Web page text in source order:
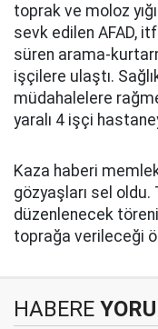
toprak ve moloz
sevk edilen AFAD,
süren arama-
işçilere ulaştı.
müdahalelere
yaralı 4 işçi
Kaza haberi
gözyaşları sel oldu.
düzenlenecek
toprağa verileceği
HABERE